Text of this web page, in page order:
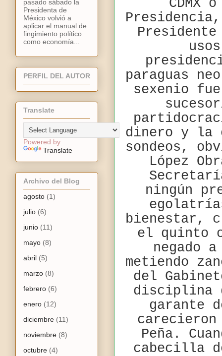
paraguas
sexenio
dinero y la
sondeos,
López
ningún
bienestar,
el quinto
negado
metiendo
del
disciplina
garante
Peña.
cabecilla
pasado sábado la
Presidenta de
México volvió a
aplicar el manual de
fingimiento político
como economía...
PERFIL DEL AUTOR
Translate
Powered by
Translate
Archivo del Blog
agosto (1)
julio (6)
junio (11)
mayo (8)
abril (5)
marzo (8)
febrero (6)
enero (12)
diciembre (11)
noviembre (8)
octubre (4)